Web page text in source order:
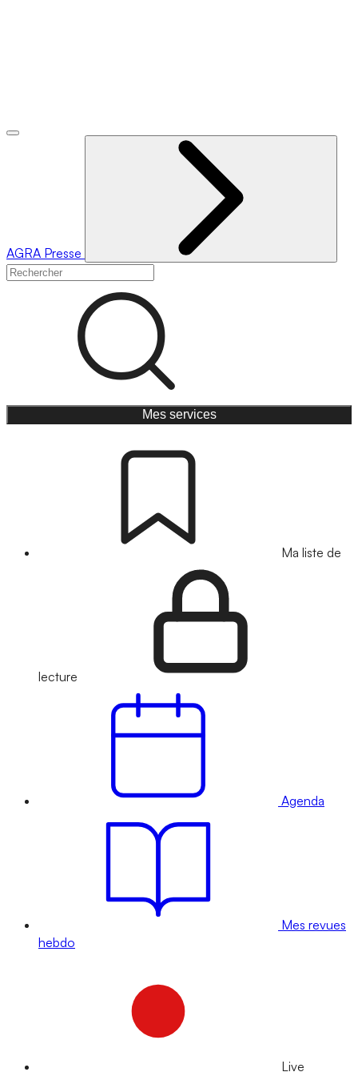
AGRA Presse
Mes services
Ma liste de
lecture
Agenda
Mes revues
hebdo
Live